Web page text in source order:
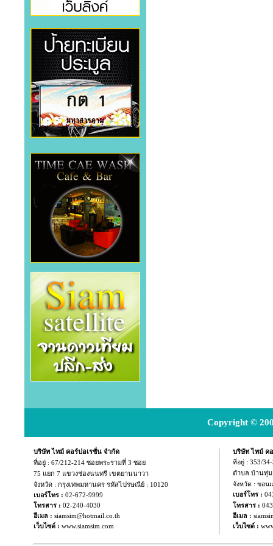
Copyright ©
บริษัท ไทม์ คอร์ปอเรชั่น จำกัด
ที่อยู่ : 67/212-214 ซอยพระรามที่ 3 ซอย
75 แยก 7 แขวงช่องนนทรี เขตยานนาวา
จังหวัด : กรุงเทพมหานคร รหัสไปรษณีย์ : 10120
เบอร์โทร : 02-672-9999
โทรสาร : 02-240-4030
อีเมล : siamsim@hotmail.co.th
เว็บไซต์ : www.siamsim.com
บริษัท ไทม์ ค
ที่อยู่ : 353/
ตำบล.บ้านทุ่
จังหวัด : ขอน
เบอร์โทร :
โทรสาร :
อีเมล :
เว็บไซต์ :